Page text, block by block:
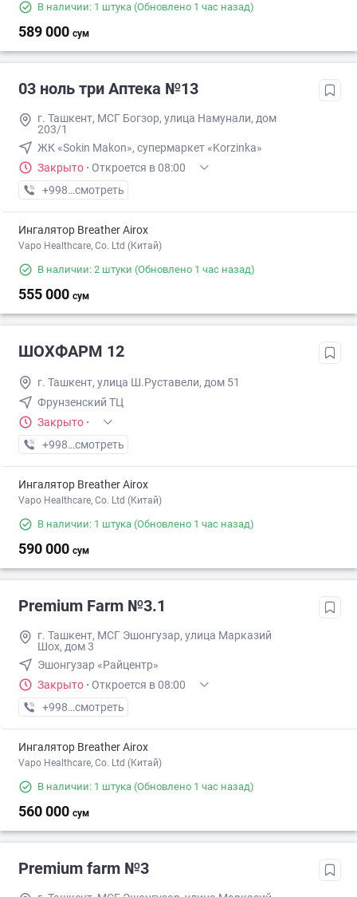
В наличии: 1 штука (Обновлено 1 час назад)
589 000 сум
03 ноль три Аптека №13
г. Ташкент, МСГ Богзор, улица Намунали, дом
203/1
ЖК «Sokin Makon», супермаркет «Korzinka»
Закрыто · Откроется в 08:00
+998 (77) XXX-XX-XX
смотреть
Ингалятор Breather Airox
Vapo Healthcare, Co. Ltd (Китай)
В наличии: 2 штуки (Обновлено 1 час назад)
555 000 сум
ШОХФАРМ 12
г. Ташкент, улица Ш.Руставели, дом 51
Фрунзенский ТЦ
Закрыто ·
+998 (71) XXX-XX-XX
смотреть
Ингалятор Breather Airox
Vapo Healthcare, Co. Ltd (Китай)
В наличии: 1 штука (Обновлено 1 час назад)
590 000 сум
Premium Farm №3.1
г. Ташкент, МСГ Эшонгузар, улица Марказий
Шох, дом 3
Эшонгузар «Райцентр»
Закрыто · Откроется в 08:00
+998 (95) XXX-XX-XX
смотреть
Ингалятор Breather Airox
Vapo Healthcare, Co. Ltd (Китай)
В наличии: 1 штука (Обновлено 1 час назад)
560 000 сум
Premium farm №3